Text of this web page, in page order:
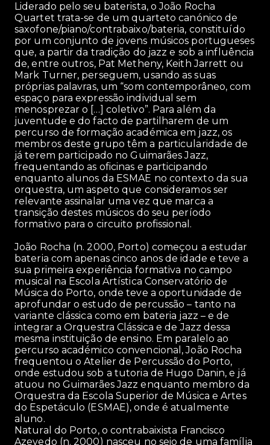
Liderado pelo seu baterista, o João Rocha
Quartet trata-se de um quarteto canónico de
saxofone/piano/contrabaixo/bateria, constituído
por um conjunto de jovens músicos portugueses
que, a partir da tradição do jazz e sob a influência
de, entre outros, Pat Metheny, Keith Jarrett ou
Mark Turner, perseguem, usando as suas
próprias palavras, um “som contemporâneo, com
espaço para expressão individual sem
menosprezar o […] coletivo”. Para além da
juventude e do facto de partilharem de um
percurso de formação académica em jazz, os
membros deste grupo têm a particularidade de
já terem participado no Guimarães Jazz,
frequentando as oficinas e participando
enquanto alunos da ESMAE no contexto da sua
orquestra, um aspeto que consideramos ser
relevante assinalar uma vez que marca a
transição destes músicos do seu período
formativo para o circuito profissional.
João Rocha (n. 2000, Porto) começou a estudar
bateria com apenas cinco anos de idade e teve a
sua primeira experiência formativa no campo
musical na Escola Artística Conservatório de
Música do Porto, onde teve a oportunidade de
aprofundar o estudo de percussão – tanto na
variante clássica como em bateria jazz – e de
integrar a Orquestra Clássica e de Jazz dessa
mesma instituição de ensino. Em paralelo ao
percurso académico convencional, João Rocha
frequentou o Atelier de Percussão do Porto,
onde estudou sob a tutoria de Hugo Danin, e já
atuou no Guimarães Jazz enquanto membro da
Orquestra da Escola Superior de Música e Artes
do Espetáculo (ESMAE), onde é atualmente
aluno.
Natural do Porto, o contrabaixista Francisco
Azevedo (n. 2000) nasceu no seio de uma família